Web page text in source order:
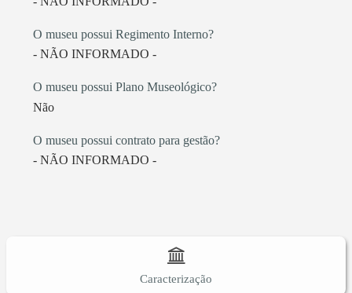
O museu possui Regimento Interno?
- NÃO INFORMADO -
O museu possui Plano Museológico?
Não
O museu possui contrato para gestão?
- NÃO INFORMADO -
Caracterização